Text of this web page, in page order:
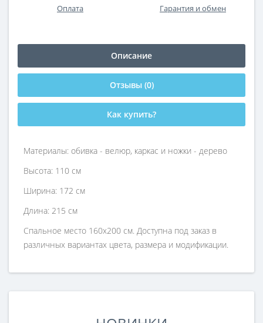
Оплата Гарантия и обмен
Описание
Отзывы (0)
Как купить?
Материалы: обивка - велюр, каркас и ножки - дерево
Высота: 110 см
Ширина: 172 см
Длина: 215 см
Спальное место 160х200 см. Доступна под заказ в
различных вариантах цвета, размера и модификации.